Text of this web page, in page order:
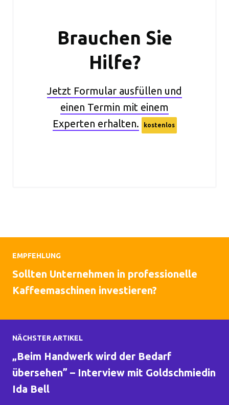
Brauchen Sie
Hilfe?
Jetzt Formular ausfüllen und
einen Termin mit einem
Experten erhalten.
kostenlos
EMPFEHLUNG
Sollten Unternehmen in professionelle
Kaffeemaschinen investieren?
NÄCHSTER ARTIKEL
​„Beim Handwerk wird der Bedarf
übersehen” – Interview mit Goldschmiedin
Ida Bell